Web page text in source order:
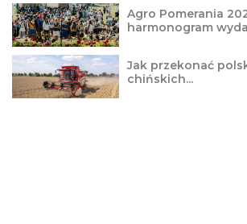
Agro Pomerania
harmonogram
Jak przekonać
chińskich...